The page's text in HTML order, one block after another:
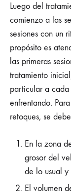
Luego del
comienzo a las
sesiones con un
propósito es
las primeras
tratamiento
particular a
enfrentando.
retoques, se
En la zona
grosor del
de lo usual y
El volumen